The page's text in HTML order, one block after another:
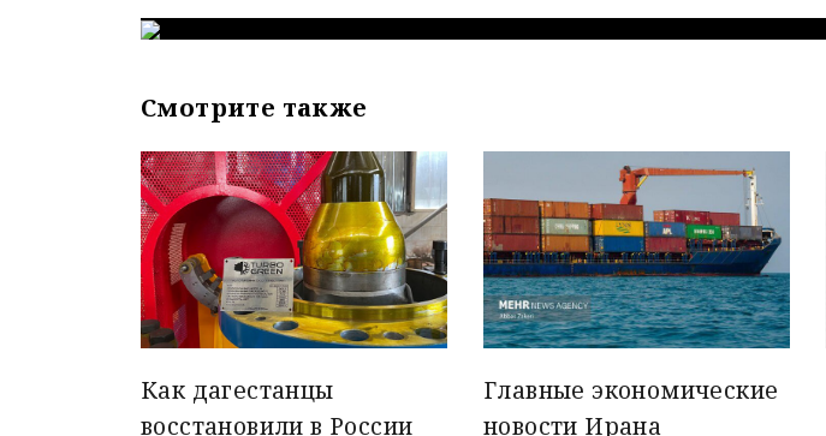
Смотрите также
Как дагестанцы
восстановили в России
Главные экономические
новости Ирана